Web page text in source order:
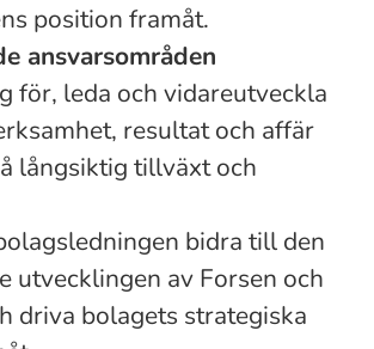
position framåt.
ansvarsområden
för, leda och vidareutveckla
resultat och affär
långsiktig tillväxt och
bidra till den
utvecklingen av Forsen och
driva bolagets strategiska